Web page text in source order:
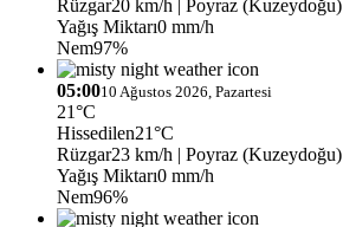
Rüzgar20 km/h | Poyraz (Kuzeydoğu)
Yağış Miktarı0 mm/h
Nem97%
05:0010 Ağustos 2026, Pazartesi
21°C
Hissedilen21°C
Rüzgar23 km/h | Poyraz (Kuzeydoğu)
Yağış Miktarı0 mm/h
Nem96%